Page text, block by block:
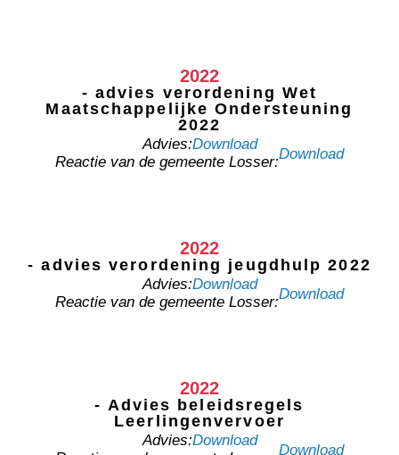
2022
- advies verordening Wet
Maatschappelijke Ondersteuning
2022
Advies:Download
Reactie van de gemeente Losser:Download
2022
- advies verordening jeugdhulp 2022
Advies:Download
Reactie van de gemeente Losser:Download
2022
- Advies beleidsregels
Leerlingenvervoer
Advies:Download
Download